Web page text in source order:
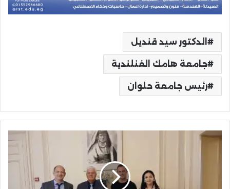
الدكتور سيد قنديل
جامعة هامك الفنلندية
رئيس جامعة حلوان
وزير